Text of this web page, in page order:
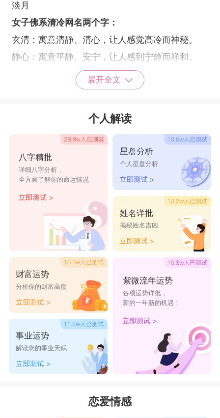
淡月
女子佛系清冷网名两个字：
玄清：寓意清静、清心，让人感觉高冷而神秘。
静心：寓意平静、安宁，让人感到宁静而祥和。
玉清：寓意清澈、纯净，让人感到清新而优雅。
琴心：寓意优雅、高贵，让人感到宁静而充满诗
雪莲：寓意高洁、珍贵，让人感到清雅而脱俗。
青云：寓意高远、不凡，让人感到清高而神秘。
紫云：寓意高贵、神秘，让人感到优雅而浪漫。
月明：寓意高洁、明亮，让人感到清新而明媚。
芳华：寓意美好、珍贵，让人感到清丽而动人。
禅意：寓意深沉、神秘，让人感到静谧而充满智
女子佛系清冷网名龙年：
浮梦
栀梦
川奈
滥情
烟诺
归途
展开全文
个人解读
八字精批
详细八字分析，
全方面了解你的命运情况
财富运势
分析你的财富高度
事业运势
解读您的事业天赋
星盘分析
个人星盘分析
姓名详批
揭秘姓名吉凶
紫微流年运势
各项运势详批，
新的一年新的机遇！
恋爱情感